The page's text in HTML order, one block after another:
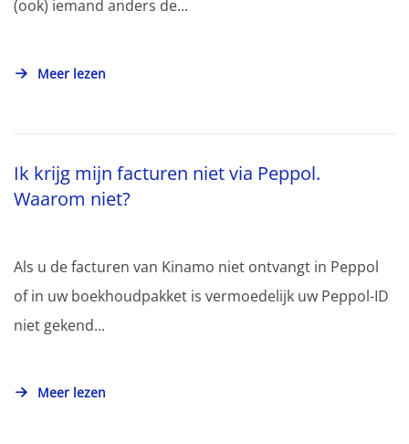
(ook) iemand anders de...
Meer lezen
Ik krijg mijn facturen niet via Peppol.
Waarom niet?
Als u de facturen van Kinamo niet ontvangt in Peppol
of in uw boekhoudpakket is vermoedelijk uw Peppol-ID
niet gekend...
Meer lezen